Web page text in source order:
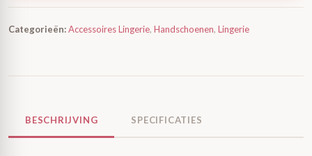
Categorieën:Accessoires Lingerie, Handschoenen, Lingerie
BESCHRIJVING SPECIFICATIES